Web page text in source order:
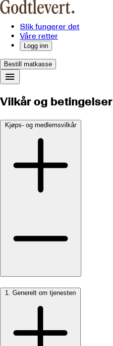
Slik fungerer det
Våre retter
Logg inn
Bestill matkasse
Vilkår og betingelser
Kjøps- og medlemsvilkår